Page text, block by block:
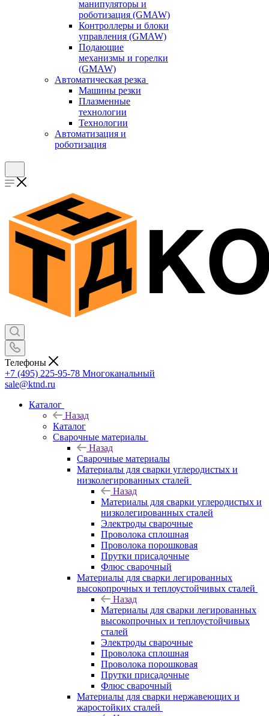
манипуляторы и
роботизация (GMAW)
Контроллеры и блоки
управления (GMAW)
Подающие
механизмы и горелки
(GMAW)
Автоматическая резка
Машины резки
Плазменные
технологии
Технологии
Автоматизация и
роботизация
Телефоны
+7 (495) 225-95-78 Многоканальный
sale@ktnd.ru
Каталог
Назад
Каталог
Сварочные материалы
Назад
Сварочные материалы
Материалы для сварки углеродистых и
низколегированных сталей
Назад
Материалы для сварки углеродистых и
низколегированных сталей
Электроды сварочные
Проволока сплошная
Проволока порошковая
Прутки присадочные
Флюс сварочный
Материалы для сварки легированных
высокопрочных и теплоустойчивых сталей
Назад
Материалы для сварки легированных
высокопрочных и теплоустойчивых
сталей
Электроды сварочные
Проволока сплошная
Проволока порошковая
Прутки присадочные
Флюс сварочный
Материалы для сварки нержавеющих и
жаростойких сталей